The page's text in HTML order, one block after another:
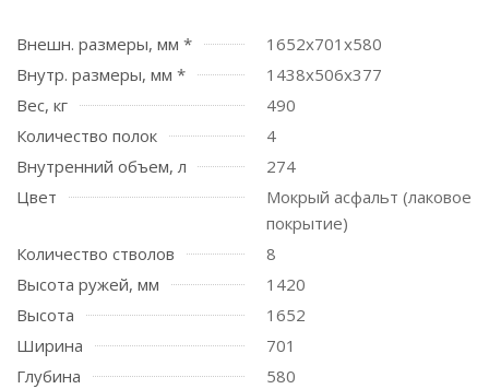
Внешн. размеры, мм *
1652x701x580
Внутр. размеры, мм *
1438х506х377
Вес, кг
490
Количество полок
4
Внутренний объем, л
274
Цвет
Мокрый асфальт (лаковое
покрытие)
Количество стволов
8
Высота ружей, мм
1420
Высота
1652
Ширина
701
Глубина
580